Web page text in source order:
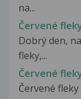
na...
Červené
Dobrý den,
fleky,...
Červené
Červené